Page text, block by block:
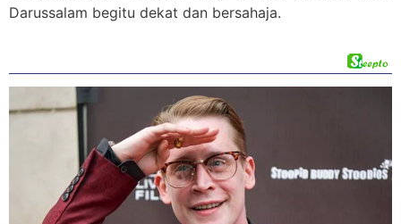
Darussalam begitu dekat dan bersahaja.